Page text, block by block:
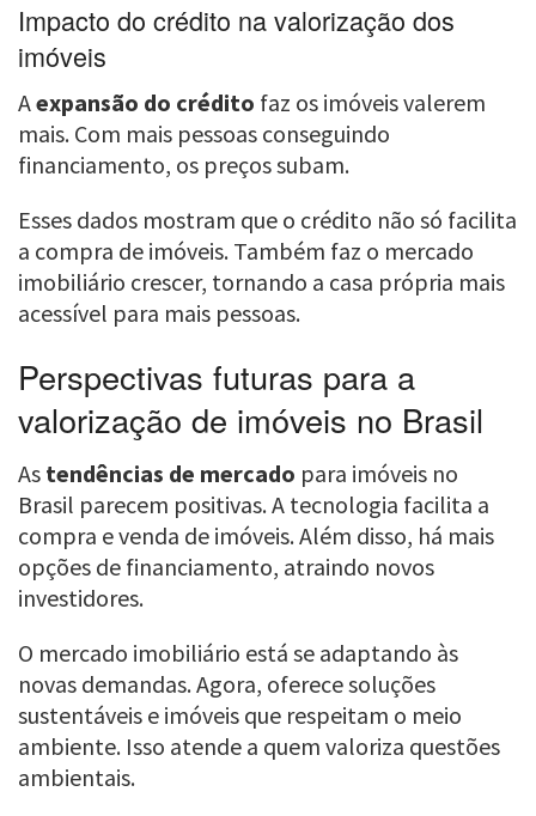
Impacto do crédito na valorização dos
imóveis
Aexpansão do crédito faz os imóveis valerem
mais. Com mais pessoas conseguindo
financiamento, os preços subam.
Esses dados mostram que o crédito não só facilita
a compra de imóveis. Também faz o mercado
imobiliário crescer, tornando a casa própria mais
acessível para mais pessoas.
Perspectivas futuras para a
valorização de imóveis no Brasil
As tendências de mercado para imóveis no
Brasil parecem positivas. A tecnologia facilita a
compra e venda de imóveis. Além disso, há mais
opções de financiamento, atraindo novos
investidores.
O mercado imobiliário está se adaptando às
novas demandas. Agora, oferece soluções
sustentáveis e imóveis que respeitam o meio
ambiente. Isso atende a quem valoriza questões
ambientais.